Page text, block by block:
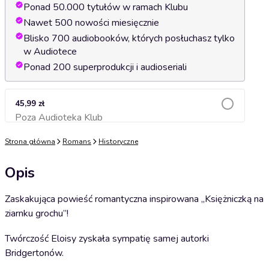
Ponad 50.000 tytułów w ramach Klubu
Nawet 500 nowości miesięcznie
Blisko 700 audiobooków, których posłuchasz tylko
w Audiotece
Ponad 200 superprodukcji i audioseriali
45,99 zł
Poza Audioteka KlubDodaj do koszyka
Strona główna Romans Historyczne
Opis
Zaskakująca powieść romantyczna inspirowana ,,Księżniczką na
ziarnku grochu”!
Twórczość Eloisy zyskała sympatię samej autorki
Bridgertonów.